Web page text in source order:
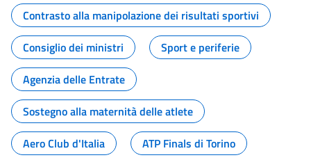
Contrasto alla manipolazione dei risultati sportivi
Consiglio dei ministri
Sport e periferie
Agenzia delle Entrate
Sostegno alla maternità delle atlete
Aero Club d'Italia
ATP Finals di Torino